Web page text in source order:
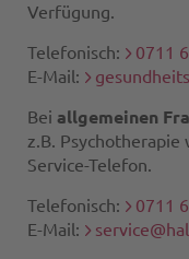
Verfügung.
Telefonisch:
0711
E-Mail:
Bei allgemeinen
z.B. Psychotherapie
Service-Telefon.
Telefonisch:
0711
E-Mail: